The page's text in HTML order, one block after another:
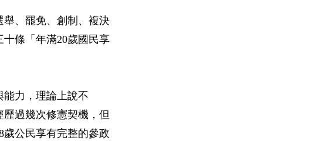
舉、罷免、創制、複決
條「年滿20歲國民享
能力，理論上說不
過幾次修憲契機，但
公民享有完整的參政